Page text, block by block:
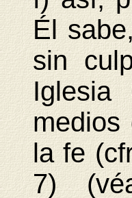
Él
sin
medios
la fe
7)